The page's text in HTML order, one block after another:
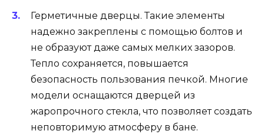
Герметичные дверцы. Такие элементы
надежно закреплены с помощью болтов и
не образуют даже самых мелких зазоров.
Тепло сохраняется, повышается
безопасность пользования печкой. Многие
модели оснащаются дверцей из
жаропрочного стекла, что позволяет создать
неповторимую атмосферу в бане.